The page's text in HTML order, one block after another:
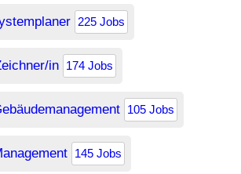
225 Jobs
in 174 Jobs
105 Jobs
145 Jobs